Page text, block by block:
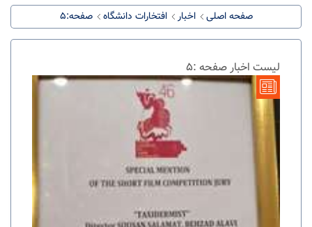
صفحه اصلی اخبار افتخارات دانشگاه صفحه:5
لیست اخبار صفحه :5